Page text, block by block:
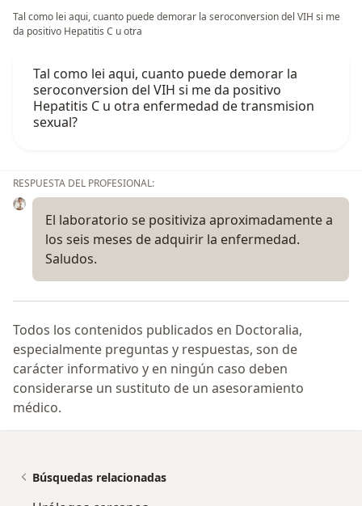
Tal como lei aqui, cuanto puede demorar la seroconversion del VIH si me
da positivo Hepatitis C u otra
Tal como lei aqui, cuanto puede demorar la
seroconversion del VIH si me da positivo
Hepatitis C u otra enfermedad de transmision
sexual?
RESPUESTA DEL PROFESIONAL:
El laboratorio se positiviza aproximadamente a
los seis meses de adquirir la enfermedad.
Saludos.
Todos los contenidos publicados en Doctoralia,
especialmente preguntas y respuestas, son de
carácter informativo y en ningún caso deben
considerarse un sustituto de un asesoramiento
médico.
Búsquedas relacionadas